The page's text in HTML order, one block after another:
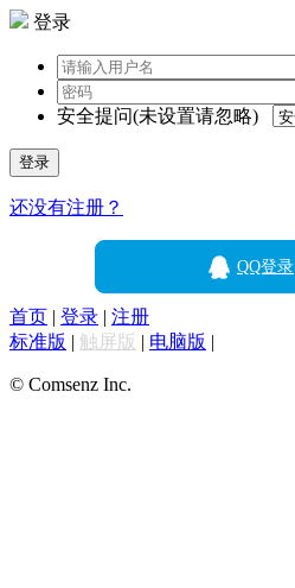
登录
安全提问(未设置请忽略)
登录
还没有注册？
QQ登录
首页 | 登录 | 注册
标准版 | 触屏版 | 电脑版 |
© Comsenz Inc.